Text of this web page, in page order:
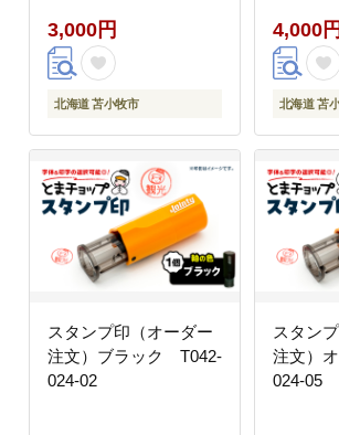
3,000円
北海道 苫小牧市
4,000円
北海道 苫
スタンプ印（オーダー
注文）ブラック T042-
024-02
スタン
注文）
024-05